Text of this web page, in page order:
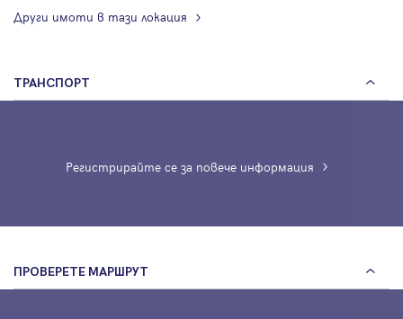
Други имоти в тази локация
ТРАНСПОРТ
Регистрирайте се за повече информация
ПРОВЕРЕТЕ МАРШРУТ